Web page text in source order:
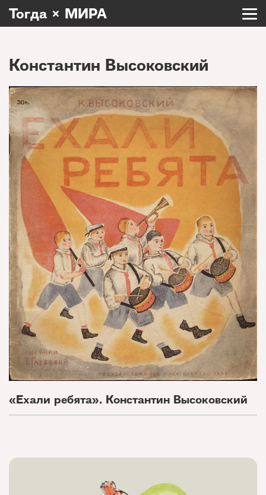
Тогда × МИРА
Константин Высоковский
«Ехали ребята». Константин Высоковский